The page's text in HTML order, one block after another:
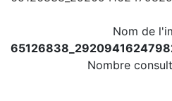
Nom de
Nombre